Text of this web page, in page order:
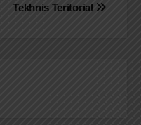
Tekhnis Teritorial